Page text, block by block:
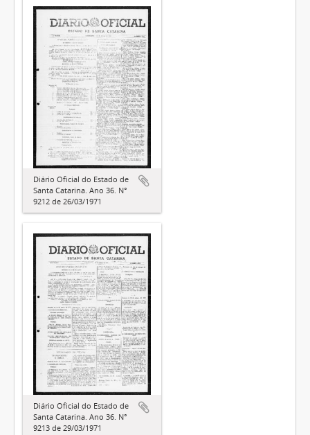
Diário Oficial do Estado de
Santa Catarina. Ano 36. N°
9212 de 26/03/1971
Diário Oficial do Estado de
Santa Catarina. Ano 36. N°
9213 de 29/03/1971